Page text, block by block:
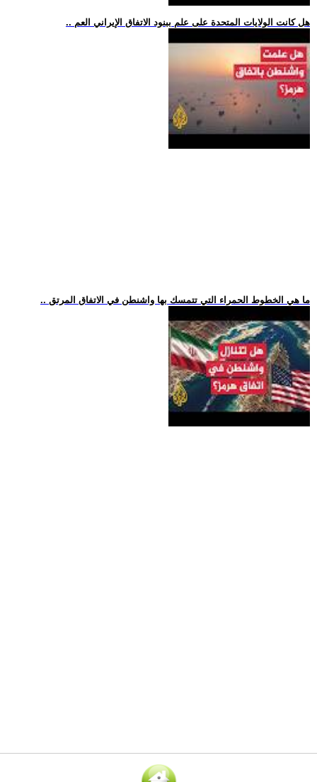
.. هل كانت الولايات المتحدة على علم ببنود الاتفاق الإيراني العم
.. ما هي الخطوط الحمراء التي تتمسك بها واشنطن في الاتفاق المرتق